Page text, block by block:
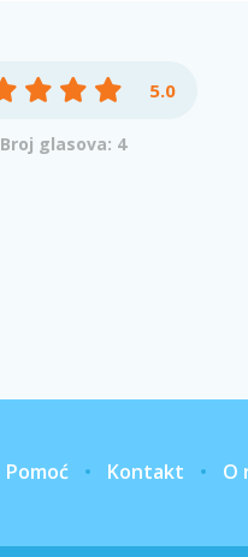
5.0
Broj glasova: 4
Pomoć Kontakt O